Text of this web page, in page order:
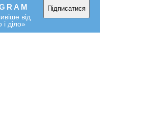
від
діло»
Підписатися